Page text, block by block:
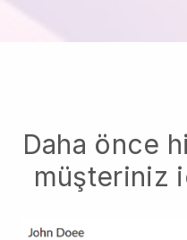
Daha önce
müşteriniz